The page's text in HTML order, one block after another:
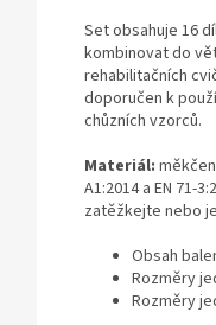
Set obsahuje 16
kombinovat do
rehabilitačních
doporučen k
chůzních vzorců.
Materiál:
A1:2014 a EN 71-
zatěžkejte nebo
Obsah
Rozměry
Rozměry